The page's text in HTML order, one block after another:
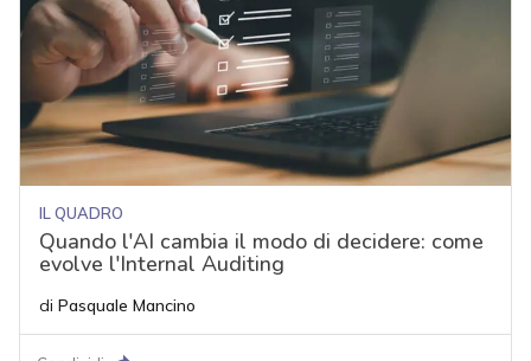
IL QUADRO
Quando l'AI cambia il modo di decidere: come
evolve l'Internal Auditing
di Pasquale Mancino